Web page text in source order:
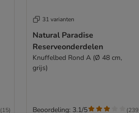
(15)
31 varianten
Natural Paradise
Reserveonderdelen
Knuffelbed Rond A (Ø 48 cm,
grijs)
Beoordeling: 3.1/5 (239